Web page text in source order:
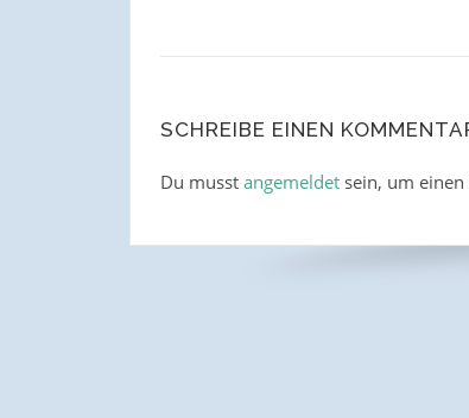
SCHREIBE EINEN
Du musst angemeldetsein, um einen